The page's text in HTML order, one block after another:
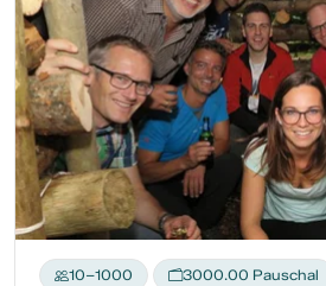
10–1000 3000.00 Pauschal